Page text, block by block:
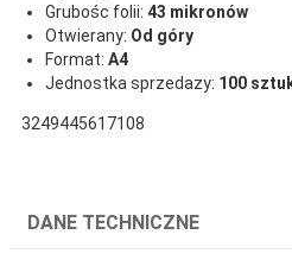
Grubośc folii: 43 mikronów
Otwierany: Od góry
Format: A4
Jednostka sprzedazy: 100
3249445617108
DANE TECHNICZNE